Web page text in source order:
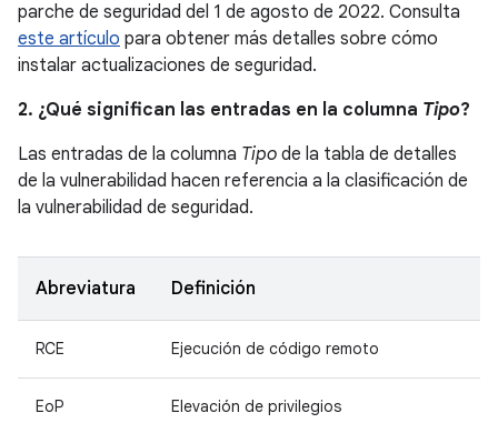
parche de seguridad del 1 de agosto de 2022. Consulta
este artículo para obtener más detalles sobre cómo
instalar actualizaciones de seguridad.
2. ¿Qué significan las entradas en la columna Tipo?
Las entradas de la columna Tipo de la tabla de detalles
de la vulnerabilidad hacen referencia a la clasificación de
la vulnerabilidad de seguridad.
Abreviatura Definición
RCE Ejecución de código remoto
EoP Elevación de privilegios